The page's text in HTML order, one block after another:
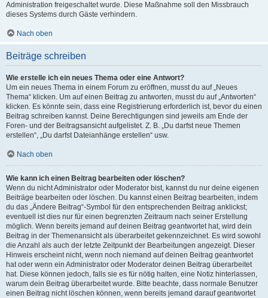
Administration freigeschaltet wurde. Diese Maßnahme soll den Missbrauch
dieses Systems durch Gäste verhindern.
Nach oben
Beiträge schreiben
Wie erstelle ich ein neues Thema oder eine Antwort?
Um ein neues Thema in einem Forum zu eröffnen, musst du auf „Neues
Thema“ klicken. Um auf einen Beitrag zu antworten, musst du auf „Antworten“
klicken. Es könnte sein, dass eine Registrierung erforderlich ist, bevor du einen
Beitrag schreiben kannst. Deine Berechtigungen sind jeweils am Ende der
Foren- und der Beitragsansicht aufgelistet. Z. B. „Du darfst neue Themen
erstellen“, „Du darfst Dateianhänge erstellen“ usw.
Nach oben
Wie kann ich einen Beitrag bearbeiten oder löschen?
Wenn du nicht Administrator oder Moderator bist, kannst du nur deine eigenen
Beiträge bearbeiten oder löschen. Du kannst einen Beitrag bearbeiten, indem
du das „Ändere Beitrag“-Symbol für den entsprechenden Beitrag anklickst;
eventuell ist dies nur für einen begrenzten Zeitraum nach seiner Erstellung
möglich. Wenn bereits jemand auf deinen Beitrag geantwortet hat, wird dein
Beitrag in der Themenansicht als überarbeitet gekennzeichnet. Es wird sowohl
die Anzahl als auch der letzte Zeitpunkt der Bearbeitungen angezeigt. Dieser
Hinweis erscheint nicht, wenn noch niemand auf deinen Beitrag geantwortet
hat oder wenn ein Administrator oder Moderator deinen Beitrag überarbeitet
hat. Diese können jedoch, falls sie es für nötig halten, eine Notiz hinterlassen,
warum dein Beitrag überarbeitet wurde. Bitte beachte, dass normale Benutzer
einen Beitrag nicht löschen können, wenn bereits jemand darauf geantwortet